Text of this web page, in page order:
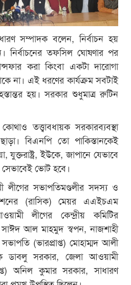
সম্পাদক বলেন, নির্বাচন হয়
নির্বাচনের তফসিল ঘোষণার পর
করা কিংবা একটা দারোগা
না। এই ধরণের কার্যক্রম সবটাই
হয়। সরকার শুধুমাত্র রুটিন
তত্ত্বাবধায়ক সরকারব্যবস্থা
বিএনপি তো পাকিস্তানকেই
যুক্তরাষ্ট্র, ইউকে, জাপানে যেভাবে
ভোট হবে।
লীগের সভাপতিমণ্ডলীর সদস্য ও
(রাসিক) মেয়র এএইচএম
লীগের কেন্দ্রীয় কমিটির
আল মাহমুদ স্বপন, নাজশাহী
(ভারপ্রাপ্ত) মোহাম্মদ আলী
ডাবলু সরকার, জেলা আওয়ামী
অনিল কুমার সরকার, সাধারণ